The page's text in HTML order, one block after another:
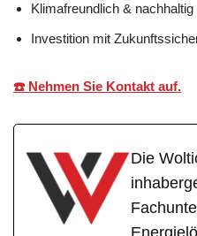
Klimafreundlich & nachhaltig
Investition mit
☎️ Nehmen Sie Kontakt auf.
Die